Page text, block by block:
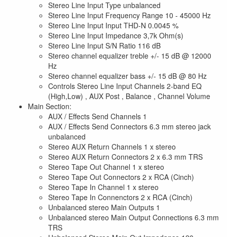
Stereo Line Input Type unbalanced
Stereo Line Input Frequency Range 10 - 45000 Hz
Stereo Line Input Input THD-N 0.0045 %
Stereo Line Input Impedance 3,7k Ohm(s)
Stereo Line Input S/N Ratio 116 dB
Stereo channel equalizer treble +/- 15 dB @ 12000
Hz
Stereo channel equalizer bass +/- 15 dB @ 80 Hz
Controls Stereo Line Input Channels 2-band EQ
(High,Low) , AUX Post , Balance , Channel Volume
Main Section:
AUX / Effects Send Channels 1
AUX / Effects Send Connectors 6.3 mm stereo jack
unbalanced
Stereo AUX Return Channels 1 x stereo
Stereo AUX Return Connectors 2 x 6.3 mm TRS
Stereo Tape Out Channel 1 x stereo
Stereo Tape Out Connectors 2 x RCA (Cinch)
Stereo Tape In Channel 1 x stereo
Stereo Tape In Connenctors 2 x RCA (Cinch)
Unbalanced stereo Main Outputs 1
Unbalanced stereo Main Output Connections 6.3 mm
TRS